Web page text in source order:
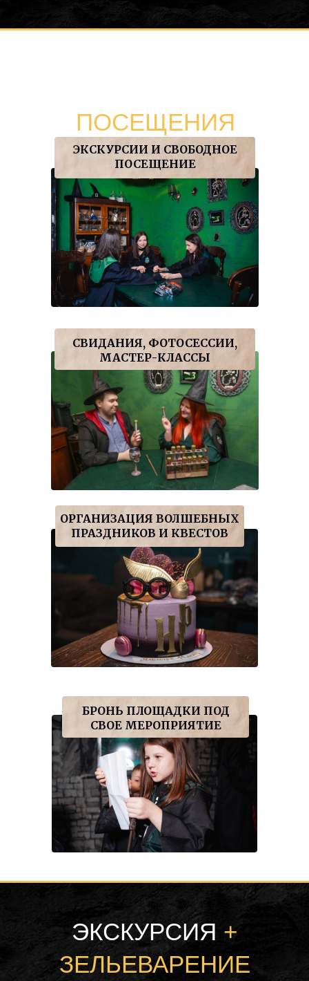
ОРГАНИЗАЦИЯ ВОЛШЕБНЫХ
ПРАЗДНИКОВ И КВЕСТОВ
БРОНЬ ПЛОЩАДКИ ПОД
СВОЕ МЕРОПРИЯТИЕ
СВИДАНИЯ, ФОТОСЕССИИ,
МАСТЕР-КЛАССЫ
ЭКСКУРСИИ И СВОБОДНОЕ
ПОСЕЩЕНИЕ
ПОСЕЩЕНИЯ
ЭКСКУРСИЯ +
ЗЕЛЬЕВАРЕНИЕ